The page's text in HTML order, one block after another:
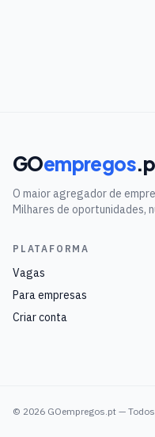
GOempregos
O maior agregador de
Milhares de oportunidades,
PLATAFORMA
Vagas
Para empresas
Criar conta
© 2026 GOempregos.pt —